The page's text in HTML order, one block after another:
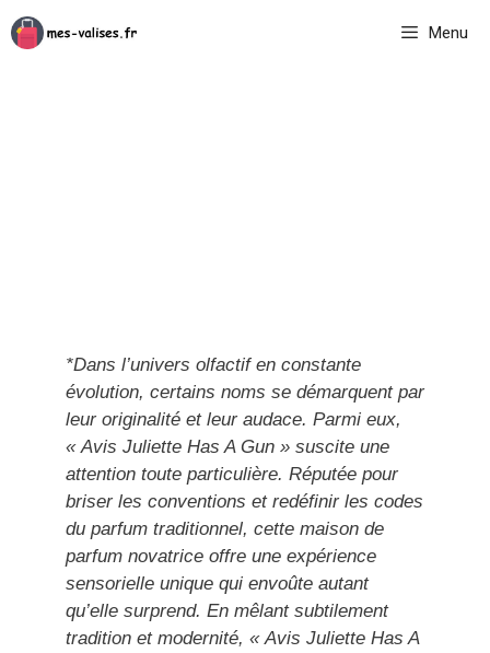
Aller
au
Menu
*Dans l’univers olfactif en constante
évolution, certains noms se démarquent par
leur originalité et leur audace. Parmi eux,
« Avis Juliette Has A Gun » suscite une
attention toute particulière. Réputée pour
briser les conventions et redéfinir les codes
du parfum traditionnel, cette maison de
parfum novatrice offre une expérience
sensorielle unique qui envoûte autant
qu’elle surprend. En mêlant subtilement
tradition et modernité, « Avis Juliette Has A